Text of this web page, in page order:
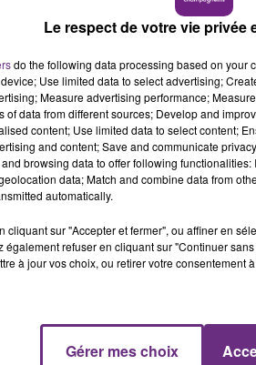
19h00 -
LA POP MACHINE -
soldats du feu ontéteint l'incendie
, ce feu aurait été déclenché
le logement depuis deux
Le respect de votre vie privée
do the following data processing based on your
Use limited data to select advertising;
Measure advertising performance;
of data from different sources; Develop and
content; Use limited data to select content;
and content; Save and communicate
browsing data to offer following
data; Match and combine data from
automatically.
cliquant sur "Accepter et fermer", ou affiner en
également refuser en cliquant sur "Continuer
à jour vos choix, ou retirer votre consentement
Gérer mes choix